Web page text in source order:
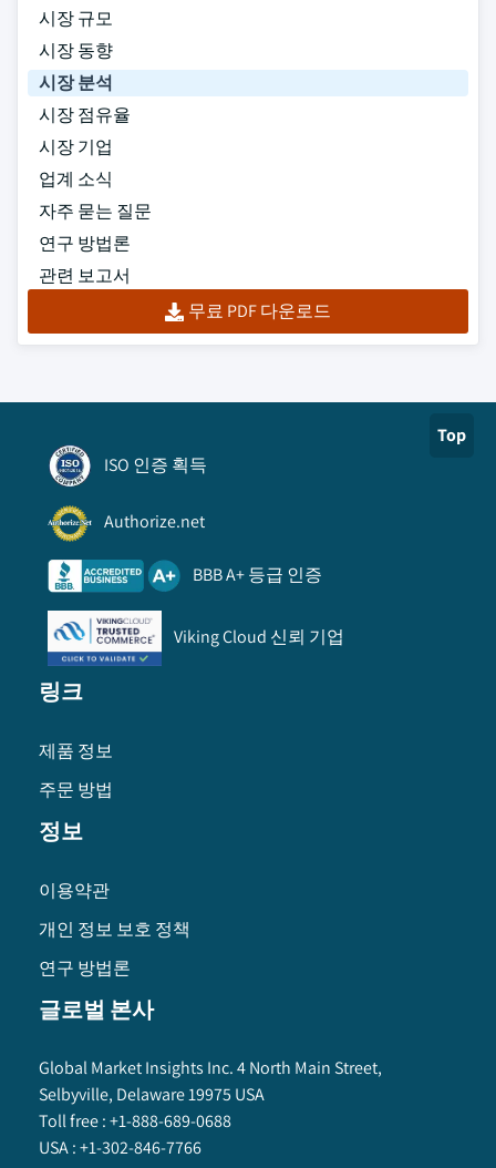
시장 규모
시장 동향
시장 분석
시장 점유율
시장 기업
업계 소식
자주 묻는 질문
연구 방법론
관련 보고서
무료 PDF 다운로드
Top
ISO 인증 획득
Authorize.net
BBB A+ 등급 인증
Viking Cloud 신뢰 기업
링크
제품 정보
주문 방법
정보
이용약관
개인 정보 보호 정책
연구 방법론
글로벌 본사
Global Market Insights Inc. 4 North Main Street,
Selbyville, Delaware 19975 USA
Toll free :+1-888-689-0688
USA :+1-302-846-7766